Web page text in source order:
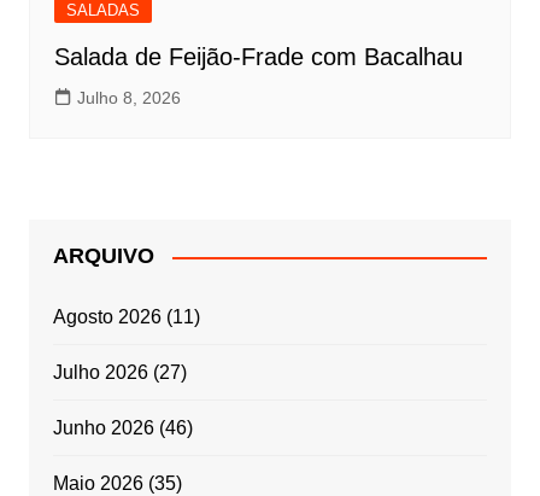
SALADAS
Salada de Feijão-Frade com Bacalhau
Julho 8, 2026
ARQUIVO
Agosto 2026(11)
Julho 2026(27)
Junho 2026(46)
Maio 2026(35)